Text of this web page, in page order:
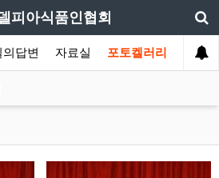
피아식품인협회
의답변 자료실 포토켈러리